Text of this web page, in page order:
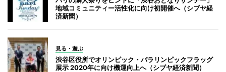
地域コミュニティー活性化に向け初開催へ（シブヤ経
済新聞）
見る・遊ぶ
渋谷区役所でオリンピック・パラリンピックフラッグ
展示 2020年に向け機運向上へ（シブヤ経済新聞）